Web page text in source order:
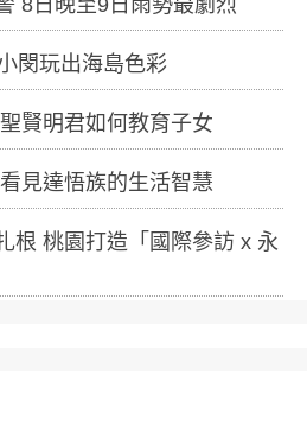
8日晚至9日雨勢最劇烈
閔玩出海島色彩
賢明君如何教育子女
見達悟族的生活智慧
根 桃園打造「國際參訪 x 永